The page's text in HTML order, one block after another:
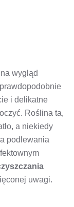
wygląd
i delikatne
Roślina ta,
a niekiedy
podlewania
uwagi.